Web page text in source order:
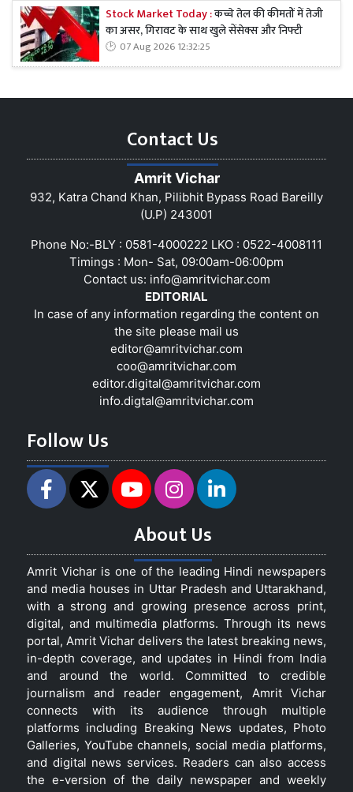
Stock Market Today :कच्चे तेल की कीमतों में तेजी
का असर, गिरावट के साथ खुले सेंसेक्स और निफ्टी
07 Aug 2026 12:32:25
Contact Us
Amrit Vichar
932, Katra Chand Khan, Pilibhit Bypass Road Bareilly
(U.P) 243001
Phone No:-BLY : 0581-4000222 LKO : 0522-4008111
Timings : Mon- Sat, 09:00am-06:00pm
Contact us: info@amritvichar.com
EDITORIAL
In case of any information regarding the content on
the site please mail us
editor@amritvichar.com
coo@amritvichar.com
editor.digital@amritvichar.com
info.digtal@amritvichar.com
Follow Us
About Us
Amrit Vichar is one of the leading Hindi newspapers
and media houses in Uttar Pradesh and Uttarakhand,
with a strong and growing presence across print,
digital, and multimedia platforms. Through its news
portal, Amrit Vichar delivers the latest breaking news,
in-depth coverage, and updates in Hindi from India
and around the world. Committed to credible
journalism and reader engagement, Amrit Vichar
connects with its audience through multiple
platforms including Breaking News updates, Photo
Galleries, YouTube channels, social media platforms,
and digital news services. Readers can also access
the e-version of the daily newspaper and weekly